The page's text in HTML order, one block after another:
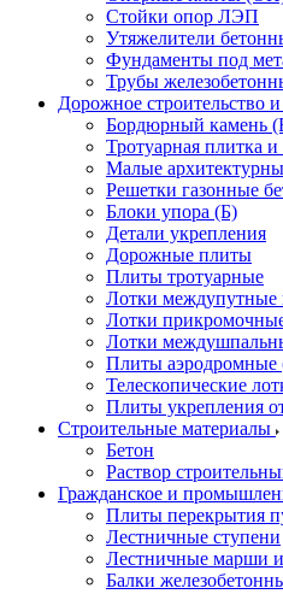
Стойки опор ЛЭП
Утяжелители
Фундаменты под
Трубы
Дорожное строительство и
Бордюрный камень
Тротуарная плитка
Малые
Решетки газонные
Блоки упора (Б)
Детали укрепления
Дорожные плиты
Плиты тротуарные
Лотки
Лотки
Лотки
Плиты
Телескопические
Плиты укрепления
Строительные материалы
Бетон
Раствор
Гражданское и
Плиты перекрытия
Лестничные ступени
Лестничные марши
Балки